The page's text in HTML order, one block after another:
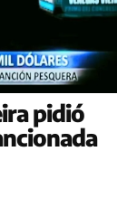
pidió